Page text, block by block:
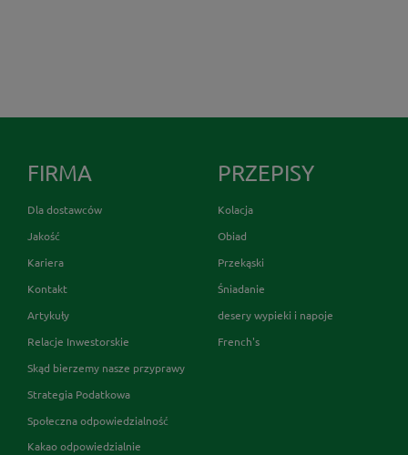
FIRMA
Dla dostawców
Jakość
Kariera
Kontakt
Artykuły
Relacje Inwestorskie
Skąd bierzemy nasze przyprawy
Strategia Podatkowa
Społeczna odpowiedzialność
Kakao odpowiedzialnie
PRZEPISY
Kolacja
Obiad
Przekąski
Śniadanie
desery wypieki i napoje
French's